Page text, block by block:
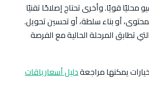
محليًا قويًا. وأخرى تحتاج إصلاحًا تقنيًا
أو بناء سلطة، أو تحسين تحويل.
تطابق المرحلة الحالية مع الفرصة
يمكنها مراجعةدليل أسعار باقات